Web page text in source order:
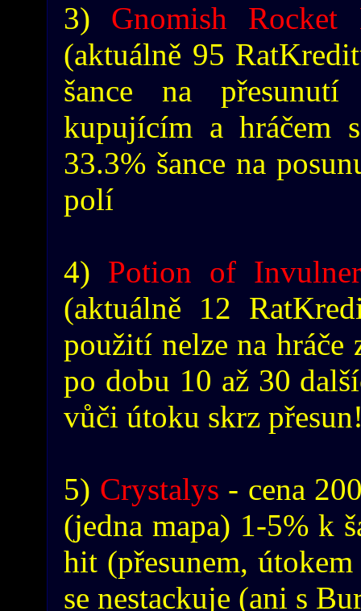
3) Gnomish Rocket
(aktuálně 95
šance na
kupujícím a hráčem
33.3% šance na
polí
4) Potion of
(aktuálně 12
použití nelze na
po dobu 10 až 30
vůči útoku skrz
5) Crystalys - cena
(jedna mapa) 1-5% k
hit (přesunem,
se nestackuje (ani s